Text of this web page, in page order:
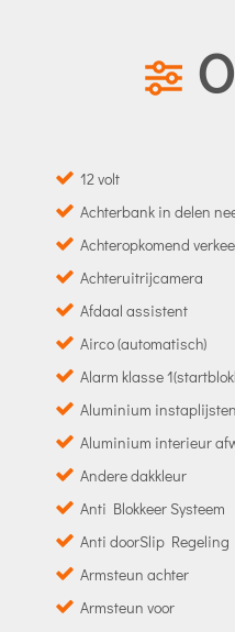
12 volt
Achterbank in delen
Achteropkomend
Achteruitrijcamera
Afdaal assistent
Airco (automatisch)
Alarm klasse
Aluminium instaplijsten
Aluminium interieur
Andere dakkleur
Anti Blokkeer Systeem
Anti doorSlip Regeling
Armsteun achter
Armsteun voor